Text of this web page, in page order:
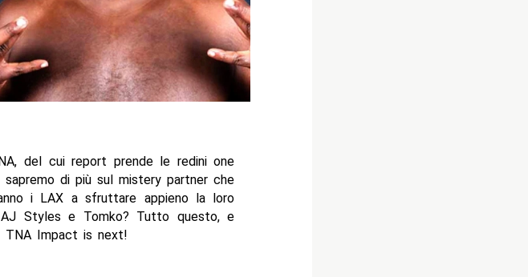
del cui report prende le redini one
sapremo di più sul mistery partner che
i LAX a sfruttare appieno la loro
Styles e Tomko? Tutto questo, e
TNA Impact is next!